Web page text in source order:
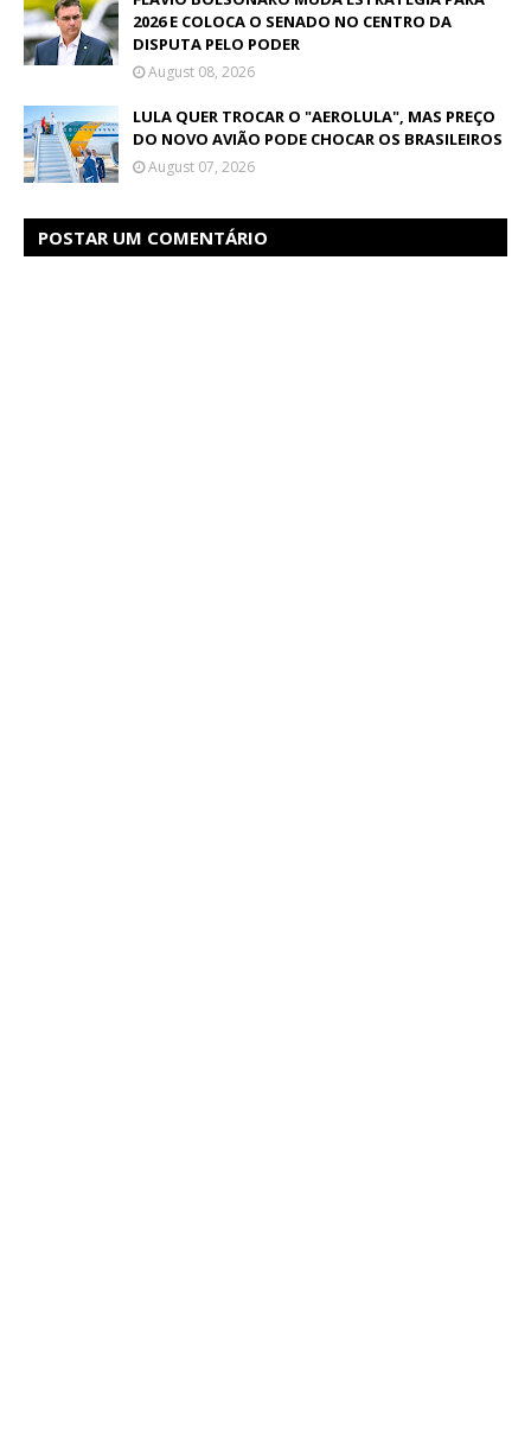
2026 E COLOCA O SENADO NO CENTRO DA
DISPUTA PELO PODER
August 08, 2026
LULA QUER TROCAR O "AEROLULA", MAS PREÇO
DO NOVO AVIÃO PODE CHOCAR OS BRASILEIROS
August 07, 2026
POSTAR UM COMENTÁRIO